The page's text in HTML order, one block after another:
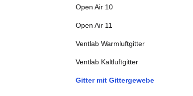
Open Air 10
Open Air 11
Ventlab Warmluftgitter
Ventlab Kaltluftgitter
Gitter mit Gittergewebe